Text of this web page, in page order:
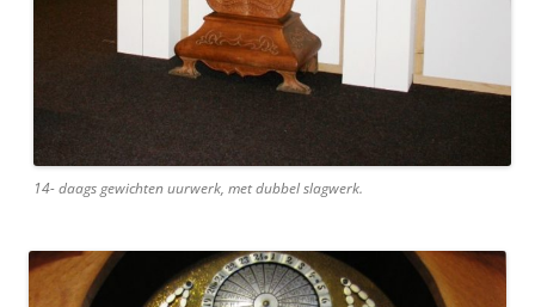
14- daags gewichten uurwerk, met dubbel slagwerk.